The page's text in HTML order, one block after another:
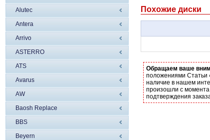
Alutec
Antera
Arrivo
ASTERRO
ATS
Avarus
AW
Baosh Replace
BBS
Beyern
Похожие диски
Обращаем ваше
положениями Статьи
наличие в нашем
произошли с момента
подтверждения